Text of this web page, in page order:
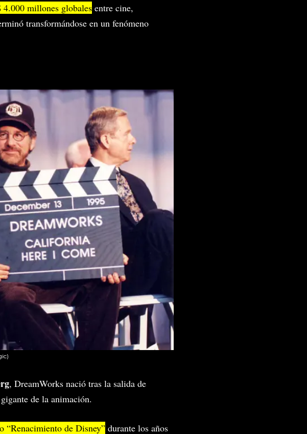
4.000 millones globales entre cine,
transformándose en un fenómeno
, DreamWorks nació tras la salida de
de la animación.
“Renacimiento de Disney” durante los años